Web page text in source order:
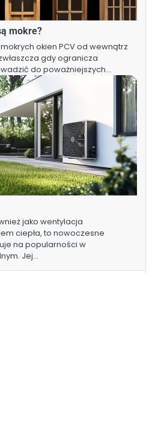
mokre?
okien PCV od wewnątrz
gdy ogranicza
do poważniejszych…
jako wentylacja
ciepła, to nowoczesne
na popularności w
Jej…